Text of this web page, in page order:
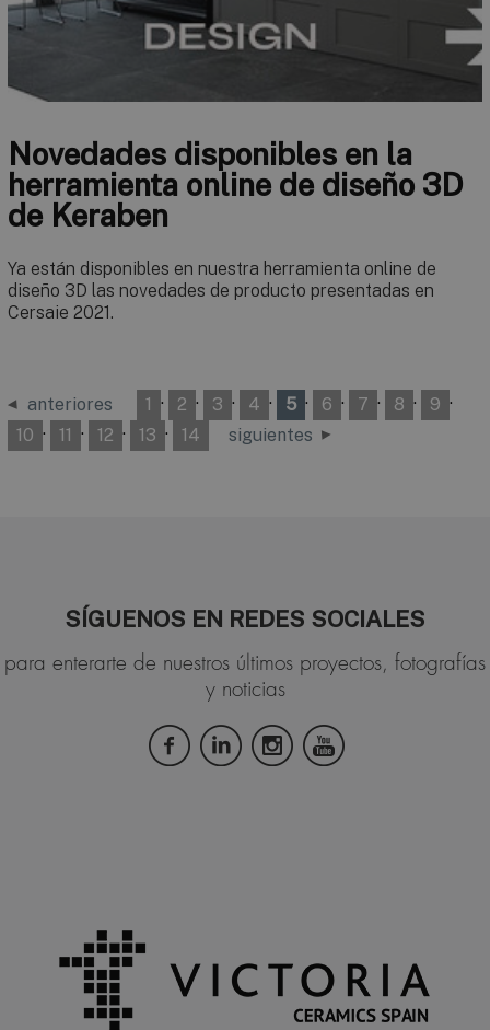
Novedades disponibles en la
herramienta online de diseño 3D
de Keraben
Ya están disponibles en nuestra herramienta online de
diseño 3D las novedades de producto presentadas en
Cersaie 2021.
anteriores 1 · 2 · 3 · 4 · 5 · 6 · 7 · 8 · 9 ·
10 · 11 · 12 · 13 · 14 siguientes
SÍGUENOS EN REDES SOCIALES
para enterarte de nuestros últimos proyectos, fotografías
y noticias